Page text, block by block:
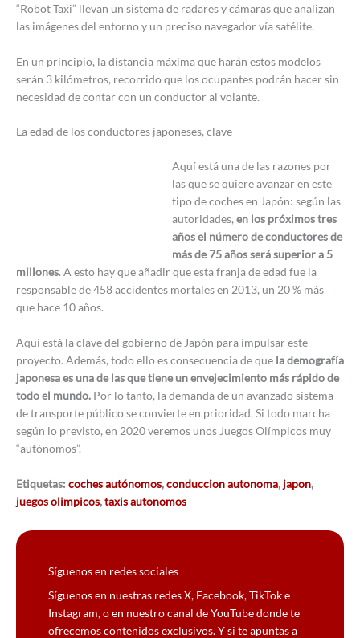
“Robot Taxi” llevan un sistema de radares y cámaras que analizan
las imágenes del entorno y un preciso navegador vía satélite.
En un principio, la distancia máxima que harán estos modelos
serán 3 kilómetros, recorrido que los ocupantes podrán hacer sin
necesidad de contar con un conductor al volante.
La edad de los conductores japoneses, clave
Aquí está una de las razones por
las que se quiere avanzar en este
tipo de coches en Japón: según las
autoridades, en los próximos tres
años el número de conductores de
más de 75 años será superior a 5
millones. A esto hay que añadir que esta franja de edad fue la
responsable de 458 accidentes mortales en 2013, un 20 % más
que hace 10 años.
Aquí está la clave del gobierno de Japón para impulsar este
proyecto. Además, todo ello es consecuencia de que la demografía
japonesa es una de las que tiene un envejecimiento más rápido de
todo el mundo. Por lo tanto, la demanda de un avanzado sistema
de transporte público se convierte en prioridad. Si todo marcha
según lo previsto, en 2020 veremos unos Juegos Olímpicos muy
“autónomos”.
Etiquetas: coches autónomos,conduccion autonoma, japon,
juegos olimpicos,taxis autonomos
Síguenos en redes sociales
Síguenos en nuestras redes X, Facebook, TikTok e
Instagram, o en nuestro canal de YouTube donde te
ofrecemos contenidos exclusivos. Y si te apuntas a